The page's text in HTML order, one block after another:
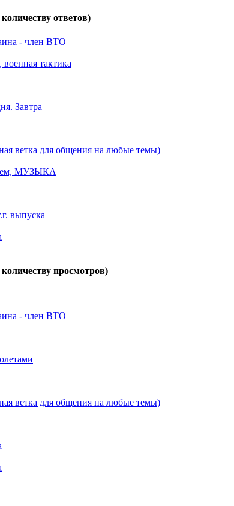
ответов)
- член ВТО
тактика
Завтра
ветка для общения на любые темы)
МУЗЫКА
выпуска
просмотров)
- член ВТО
ветка для общения на любые темы)